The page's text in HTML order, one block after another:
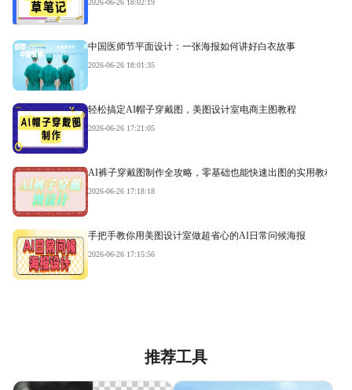
2026-06-26 18:02:19
中国医师节平面设计：一张海报如何讲好白衣故事
2026-06-26 18:01:35
轻松搞定AI帽子穿戴图，美图设计室电商主图教程
2026-06-26 17:21:05
AI裤子穿戴图制作全攻略，零基础也能快速出图的实用教程
2026-06-26 17:18:18
手把手教你用美图设计室做超省心的AI日常问候海报
2026-06-26 17:15:56
推荐工具